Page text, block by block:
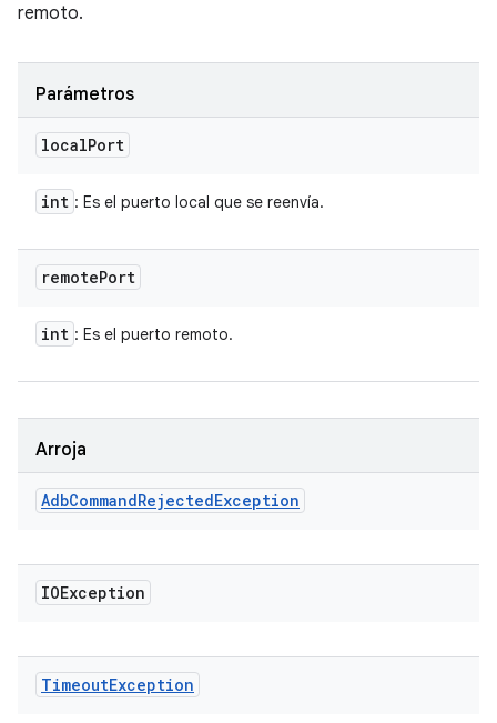
remoto.
Parámetros
localPort
int : Es el puerto local que se reenvía.
remotePort
int : Es el puerto remoto.
Arroja
AdbCommandRejectedException
IOException
TimeoutException